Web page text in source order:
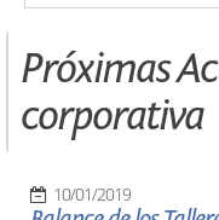
Próximas
corporativa
10/01/2019